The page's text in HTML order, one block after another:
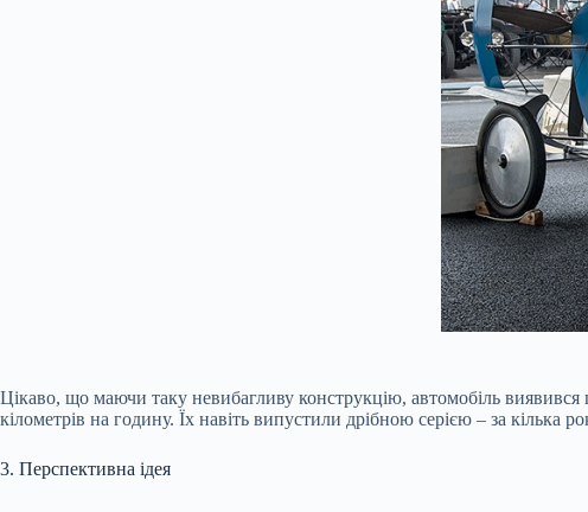
Цікаво, що маючи таку невибагливу конструкцію, автомобіль
кілометрів на годину. Їх навіть випустили дрібною серією – за кілька
3. Перспективна ідея